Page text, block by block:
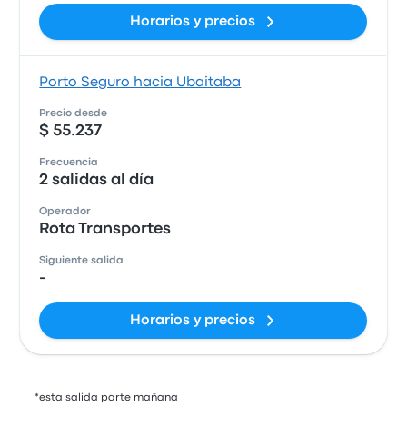
Horarios y precios
Porto Seguro hacia Ubaitaba
Precio desde
$ 55.237
Frecuencia
2 salidas al día
Operador
Rota Transportes
Siguiente salida
-
Horarios y precios
*esta salida parte mañana